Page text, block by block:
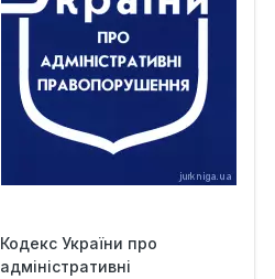
Кодекс України про
адміністративні